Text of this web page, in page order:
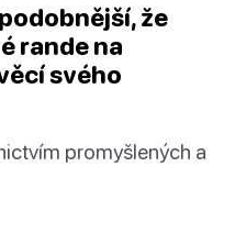
že
rande na
svého
promyšlených a